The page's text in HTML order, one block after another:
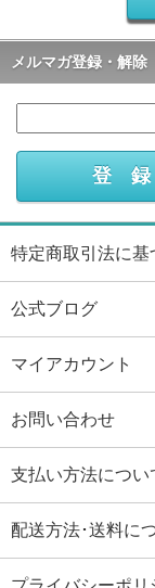
メルマガ登録・解除
特定商取引法に基
公式ブログ
マイアカウント
お問い合わせ
支払い方法につい
配送方法･送料に